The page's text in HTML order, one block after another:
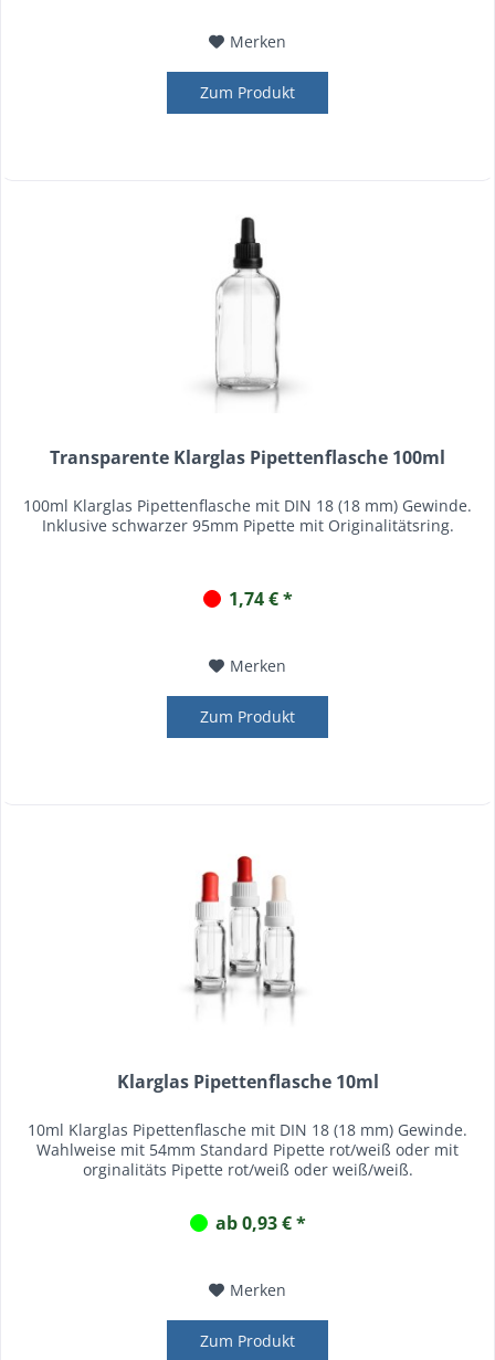
Merken
Zum Produkt
Transparente Klarglas Pipettenflasche 100ml
100ml Klarglas Pipettenflasche mit DIN 18 (18 mm) Gewinde.
Inklusive schwarzer 95mm Pipette mit Originalitätsring.
1,74 € *
Merken
Zum Produkt
Klarglas Pipettenflasche 10ml
10ml Klarglas Pipettenflasche mit DIN 18 (18 mm) Gewinde.
Wahlweise mit 54mm Standard Pipette rot/weiß oder mit
orginalitäts Pipette rot/weiß oder weiß/weiß.
ab 0,93 € *
Merken
Zum Produkt